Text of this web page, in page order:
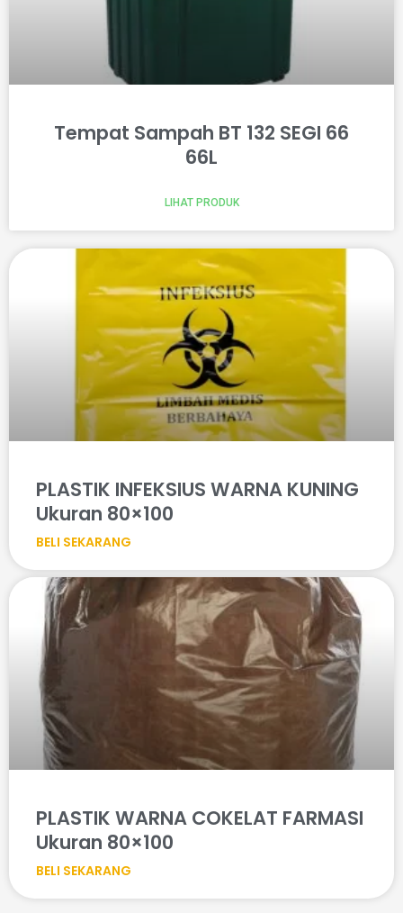
Tempat Sampah BT 132 SEGI 66
66L
LIHAT PRODUK
PLASTIK INFEKSIUS WARNA KUNING
Ukuran 80×100
BELI SEKARANG
PLASTIK WARNA COKELAT FARMASI
Ukuran 80×100
BELI SEKARANG